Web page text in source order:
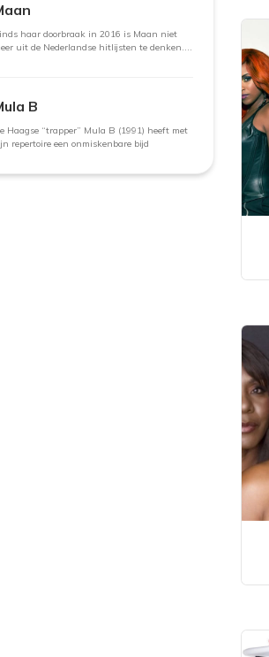
haar doorbraak in 2016 is Maan niet
uit de Nederlandse hitlijsten te denken.
B
Haagse “trapper” Mula B (1991) heeft met
repertoire een onmiskenbare bijd